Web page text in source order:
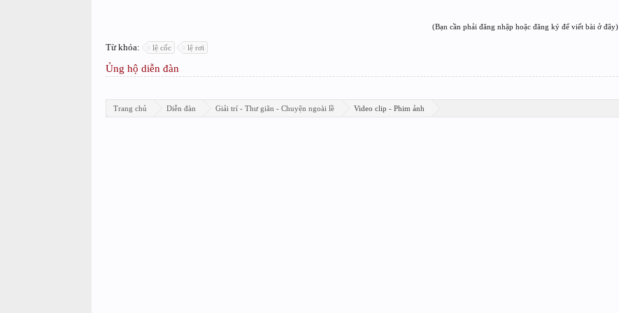
(Bạn cần phải đăng nhập hoặc đăng ký để viết bài ở đây)
Từ khóa: lệ cốc lệ rơi
Ủng hộ diễn đàn
Trang chủ Diễn đàn Giải trí - Thư giãn - Chuyện ngoài lề Video clip - Phim ảnh